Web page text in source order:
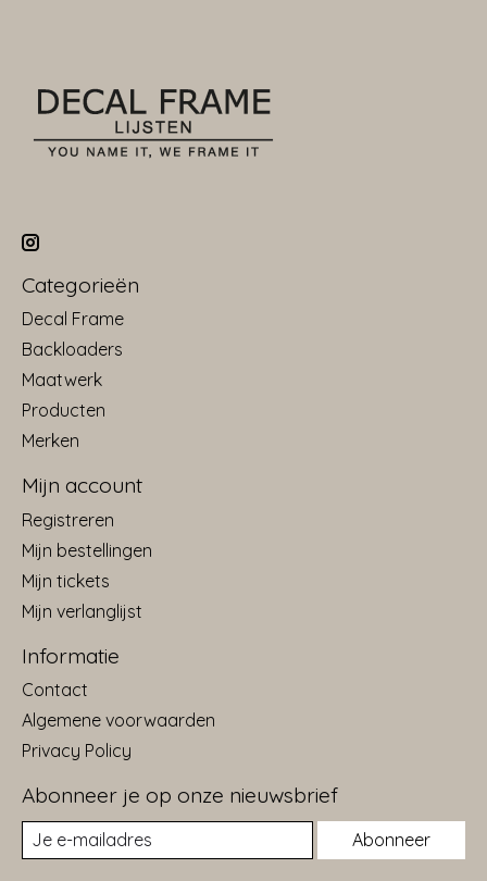
Categorieën
Decal Frame
Backloaders
Maatwerk
Producten
Merken
Mijn account
Registreren
Mijn bestellingen
Mijn tickets
Mijn verlanglijst
Informatie
Contact
Algemene voorwaarden
Privacy Policy
Abonneer je op onze nieuwsbrief
Abonneer